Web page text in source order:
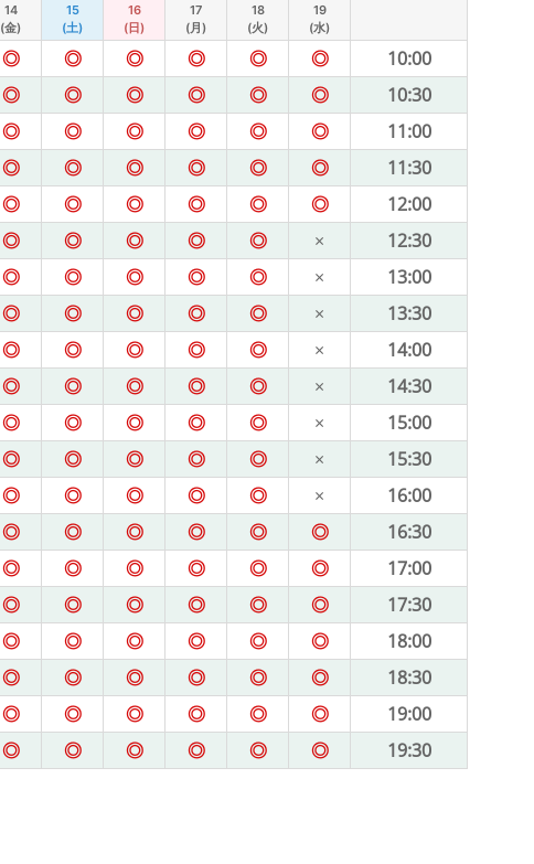
14
(金)
15
(土)
16
(日)
17
(月)
18
(火)
19
(水)
◎ ◎ ◎ ◎ ◎ ◎
10:00
◎ ◎ ◎ ◎ ◎ ◎
10:30
◎ ◎ ◎ ◎ ◎ ◎
11:00
◎ ◎ ◎ ◎ ◎ ◎
11:30
◎ ◎ ◎ ◎ ◎ ◎
12:00
◎ ◎ ◎ ◎ ◎ ×
12:30
◎ ◎ ◎ ◎ ◎ ×
13:00
◎ ◎ ◎ ◎ ◎ ×
13:30
◎ ◎ ◎ ◎ ◎ ×
14:00
◎ ◎ ◎ ◎ ◎ ×
14:30
◎ ◎ ◎ ◎ ◎ ×
15:00
◎ ◎ ◎ ◎ ◎ ×
15:30
◎ ◎ ◎ ◎ ◎ ×
16:00
◎ ◎ ◎ ◎ ◎ ◎
16:30
◎ ◎ ◎ ◎ ◎ ◎
17:00
◎ ◎ ◎ ◎ ◎ ◎
17:30
◎ ◎ ◎ ◎ ◎ ◎
18:00
◎ ◎ ◎ ◎ ◎ ◎
18:30
◎ ◎ ◎ ◎ ◎ ◎
19:00
◎ ◎ ◎ ◎ ◎ ◎
19:30